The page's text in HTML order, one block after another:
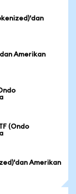
Amerikan
(Ondo
Amerikan